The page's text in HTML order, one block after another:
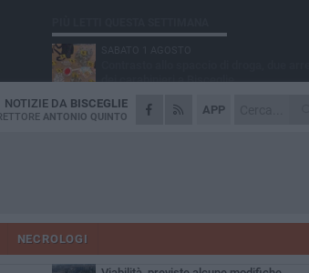
APP
NOTIZIE DA BISCEGLIE
ANTONIO QUINTO
NECROLOGI
dei carabinieri a Bisceglie
VENERDÌ 31 LUGLIO
Torna l'appuntamento con la Pastasciutta
Dramma alla spiaggia Bi-Marmi: un
VENERDÌ 31 LUGLIO